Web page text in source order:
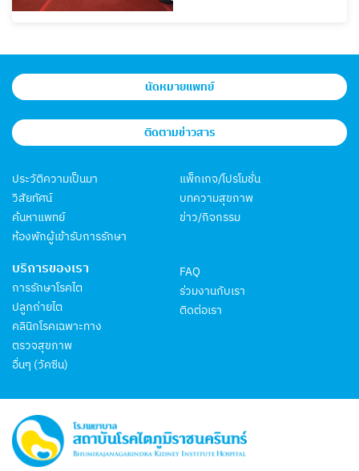
นัดหมายแพทย์
ติดตามข่าวสาร
ประวัติความเป็นมา
วิสัยทัศน์
ค้นหาแพทย์
ห้องพักผู้เข้ารับการรักษา
แพ็กเกจ/โปรโมชั่น
บทความสุขภาพ
ข่าว/กิจกรรม
บริการของเรา
การรักษาโรคไต
ปลูกถ่ายไต
คลินิกโรคเฉพาะทาง
ตรวจสุขภาพ
อื่นๆ (วัคซีน)
FAQ
ร่วมงานกับเรา
ติดต่อเรา